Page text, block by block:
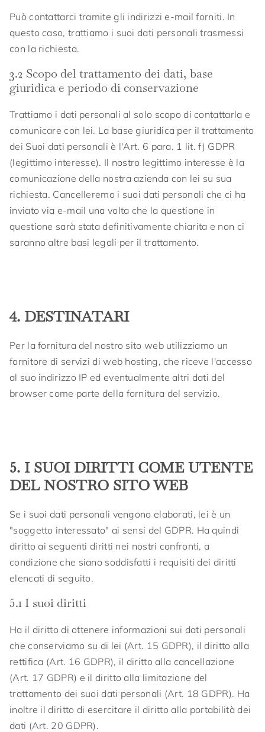
Può contattarci tramite gli indirizzi e-mail forniti. In
questo caso, trattiamo i suoi dati personali trasmessi
con la richiesta.
3.2 Scopo del trattamento dei dati, base
giuridica e periodo di conservazione
Trattiamo i dati personali al solo scopo di contattarla e
comunicare con lei. La base giuridica per il trattamento
dei Suoi dati personali è l'Art. 6 para. 1 lit. f) GDPR
(legittimo interesse). Il nostro legittimo interesse è la
comunicazione della nostra azienda con lei su sua
richiesta. Cancelleremo i suoi dati personali che ci ha
inviato via e-mail una volta che la questione in
questione sarà stata definitivamente chiarita e non ci
saranno altre basi legali per il trattamento.
4. DESTINATARI
Per la fornitura del nostro sito web utilizziamo un
fornitore di servizi di web hosting, che riceve l'accesso
al suo indirizzo IP ed eventualmente altri dati del
browser come parte della fornitura del servizio.
5. I SUOI DIRITTI COME UTENTE
DEL NOSTRO SITO WEB
Se i suoi dati personali vengono elaborati, lei è un
"soggetto interessato" ai sensi del GDPR. Ha quindi
diritto ai seguenti diritti nei nostri confronti, a
condizione che siano soddisfatti i requisiti dei diritti
elencati di seguito.
5.1 I suoi diritti
Ha il diritto di ottenere informazioni sui dati personali
che conserviamo su di lei (Art. 15 GDPR), il diritto alla
rettifica (Art. 16 GDPR), il diritto alla cancellazione
(Art. 17 GDPR) e il diritto alla limitazione del
trattamento dei suoi dati personali (Art. 18 GDPR). Ha
inoltre il diritto di esercitare il diritto alla portabilità dei
dati (Art. 20 GDPR).